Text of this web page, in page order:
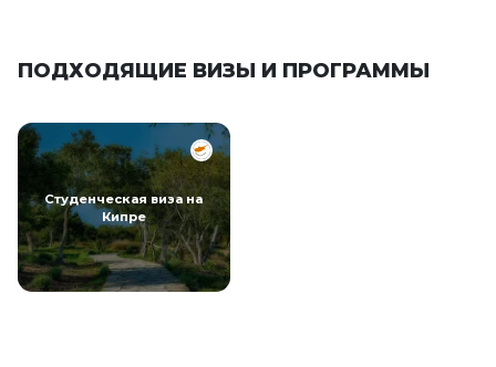
ПОДХОДЯЩИЕ ВИЗЫ И ПРОГРАММЫ
Студенческая виза на
Кипре